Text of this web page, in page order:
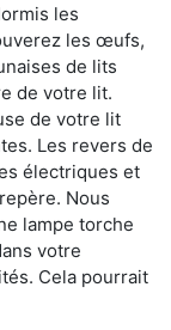
les
les œufs,
de lits
de votre lit.
de votre lit
Les revers de
électriques et
Nous
lampe torche
votre
Cela pourrait